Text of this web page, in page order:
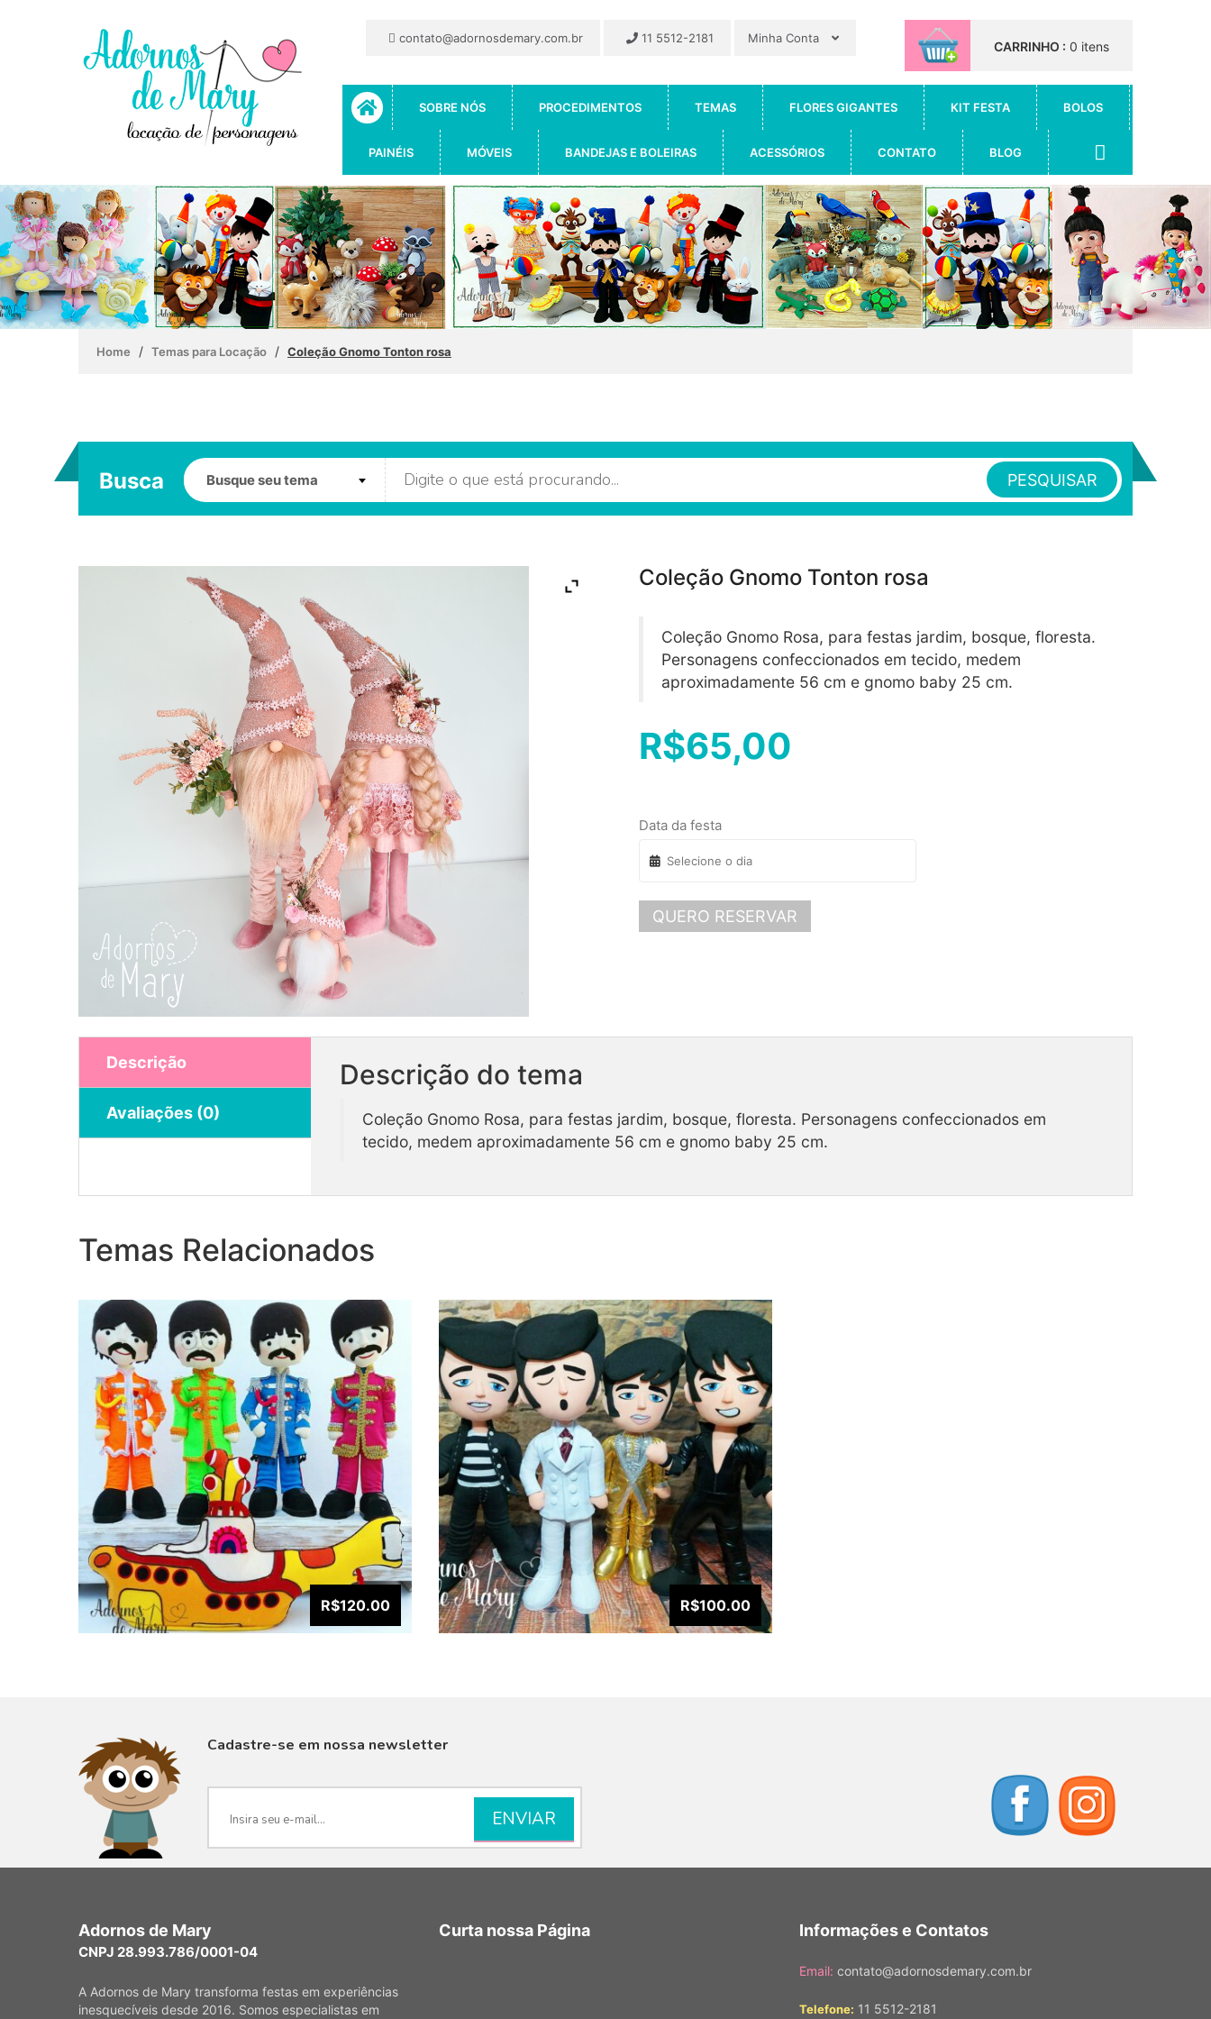
CARRINHO : 0 itens
contato@adornosdemary.com.br 11 5512-2181 Minha Conta
SOBRE NÓS PROCEDIMENTOS TEMAS FLORES GIGANTES KIT FESTA BOLOS
PAINÉIS MÓVEIS BANDEJAS E BOLEIRAS ACESSÓRIOS CONTATO BLOG
Home / Temas para Locação / Coleção Gnomo Tonton rosa
Busca PESQUISAR
Coleção Gnomo Tonton rosa
Coleção Gnomo Rosa, para festas jardim, bosque, floresta.
Personagens confeccionados em tecido, medem
aproximadamente 56 cm e gnomo baby 25 cm.
R$65,00
Data da festa
QUERO RESERVAR
Descrição
Avaliações (0)
Descrição do tema
Coleção Gnomo Rosa, para festas jardim, bosque, floresta. Personagens confeccionados em
tecido, medem aproximadamente 56 cm e gnomo baby 25 cm.
Temas Relacionados
R$120.00
VISUALIZAR
R$100.00
VISUALIZAR
Cadastre-se em nossa newsletter
Adornos de Mary
CNPJ 28.993.786/0001-04
A Adornos de Mary transforma festas em experiências
inesquecíveis desde 2016. Somos especialistas em
Curta nossa Página Informações e Contatos
Email: contato@adornosdemary.com.br
Telefone: 11 5512-2181